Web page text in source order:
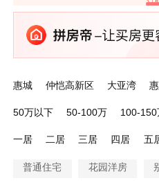
惠城 仲恺高新区 大亚湾
50万以下 50-100万 100-150
一居
二居 三居 四居 五
普通住宅 花园洋房